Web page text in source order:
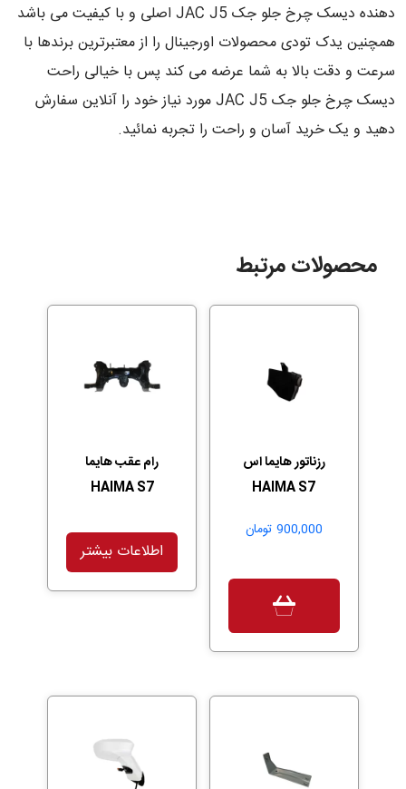
دهنده دیسک چرخ جلو جک JAC J5 اصلی و با کیفیت می باشد
همچنین یدک تودی محصولات اورجینال را از معتبرترین برندها با
سرعت و دقت بالا به شما عرضه می کند پس با خیالی راحت
دیسک چرخ جلو جک JAC J5 مورد نیاز خود را آنلاین سفارش
دهید و یک خرید آسان و راحت را تجربه نمائید.
محصولات مرتبط
رزناتور هایما اس
HAIMA S7
900,000 تومان
رام عقب هایما
HAIMA S7
اطلاعات بیشتر